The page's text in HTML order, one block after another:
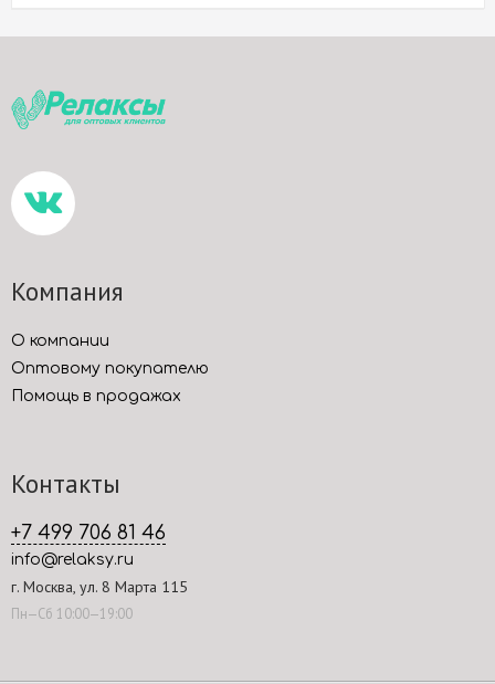
Компания
О компании
Оптовому покупателю
Помощь в продажах
Контакты
+7 499 706 81 46
info@relaksy.ru
г. Москва, ул. 8 Марта 115
Пн—Сб 10:00—19:00